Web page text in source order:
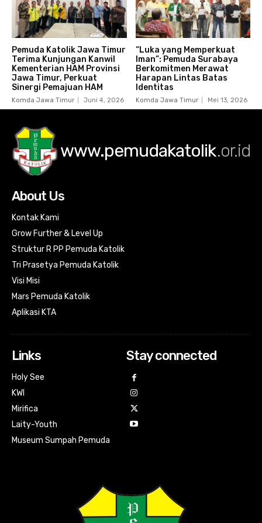
Pemuda Katolik Jawa Timur
Terima Kunjungan Kanwil
Kementerian HAM Provinsi
Jawa Timur, Perkuat
Sinergi Pemajuan HAM
Komda Jawa Timur Juni 4, 2026
“Luka yang Memperkuat
Iman”: Pemuda Surabaya
Berkomitmen Merawat
Harapan Lintas Batas
Identitas
Komda Jawa Timur Mei 13, 2026
www.pemudakatolik.or.id
About Us
Kontak Kami
Grow Further & Level Up
Struktur R PP Pemuda Katolik
Tri Prasetya Pemuda Katolik
Visi Misi
Mars Pemuda Katolik
Aplikasi KTA
Links
Holy See
KWI
Mirifica
Laity-Youth
Museum Sumpah Pemuda
Stay connected